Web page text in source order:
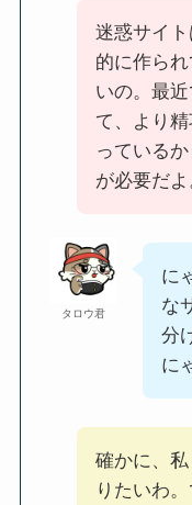
迷惑サイ
的に作ら
いの。最
て、より
っている
が必要だよ
タロウ君
に
な
分
に
確かに、
りたいわ